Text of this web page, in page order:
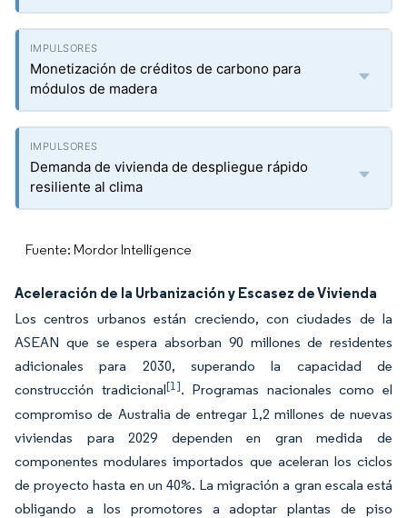
Monetización de créditos de carbono para
módulos de madera
Demanda de vivienda de despliegue rápido
resiliente al clima
Fuente: Mordor Intelligence
Aceleración de la Urbanización y Escasez de Vivienda
Los centros urbanos están creciendo, con ciudades de la
ASEAN que se espera absorban 90 millones de residentes
adicionales para 2030, superando la capacidad de
construcción tradicional[1]. Programas nacionales como el
compromiso de Australia de entregar 1,2 millones de nuevas
viviendas para 2029 dependen en gran medida de
componentes modulares importados que aceleran los ciclos
de proyecto hasta en un 40%. La migración a gran escala está
obligando a los promotores a adoptar plantas de piso